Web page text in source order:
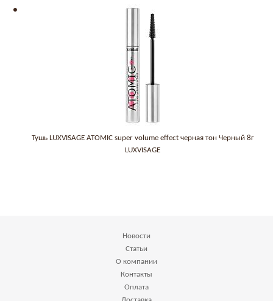
Тушь LUXVISAGE ATOMIC super volume effect черная тон Черный 8г
LUXVISAGE
Новости
Статьи
О компании
Контакты
Оплата